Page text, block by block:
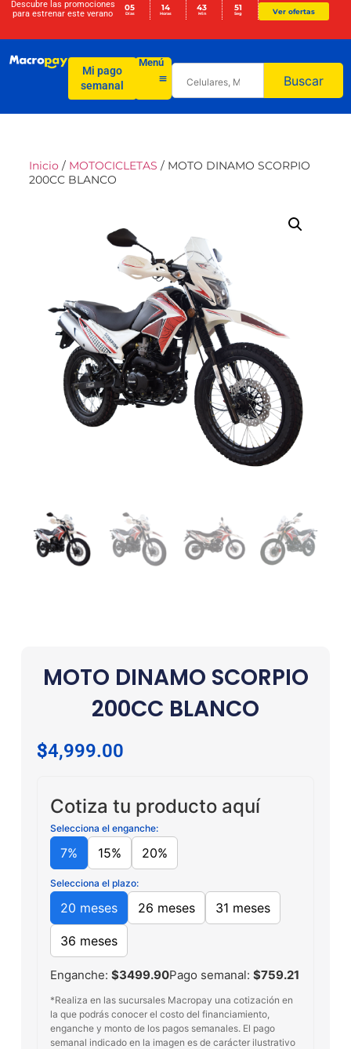
Descubre las promociones
para estrenar este verano
05
Días
14
Horas
43
Min
51
Seg Ver ofertas
Mi pago
semanal
Menú
Buscar
Inicio / MOTOCICLETAS / MOTO DINAMO SCORPIO
200CC BLANCO
MOTO DINAMO SCORPIO
200CC BLANCO
$
34,999.00
Cotiza tu producto aquí
Selecciona el enganche:
7% 15% 20%
Selecciona el plazo:
20 meses 26 meses 31 meses
36 meses
Enganche: $3499.90Pago semanal: $759.21
*Realiza en las sucursales Macropay una cotización en
la que podrás conocer el costo del financiamiento,
enganche y monto de los pagos semanales. El pago
semanal indicado en la imagen es de carácter ilustrativo